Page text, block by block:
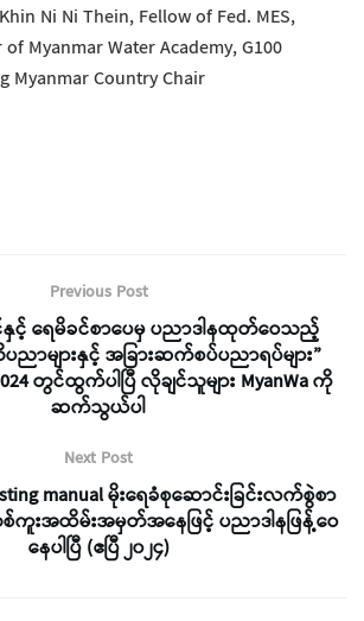
Ni Ni Thein, Fellow of Fed. MES,
Myanmar Water Academy, G100
Myanmar Country Chair
Previous Post
နှင့် ရေမိခင်စာပေမှ ပညာဒါနထုတ်ဝေသည့်
ညာများနှင့် အခြားဆက်စပ်ပညာရပ်များ”
တွင်ထွက်ပါပြီ လိုချင်သူများ MyanWa ကို
ဆက်သွယ်ပါ
Next Post
manual မိုးရေခံစုဆောင်းခြင်းလက်စွဲစာ
ကူးအထိမ်းအမှတ်အနေဖြင့် ပညာဒါနဖြန့်ဝေ
နေပါပြီ (ဧပြီ ၂၀၂၄)